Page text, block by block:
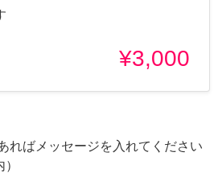
¥3,000
ればメッセージを入れてください